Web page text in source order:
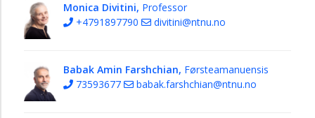
Monica Divitini, Professor
+4791897790
divitini@ntnu.no
Babak Amin Farshchian, Førsteamanuensis
73593677
babak.farshchian@ntnu.no